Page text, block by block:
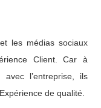
les médias sociaux
Client. Car à
avec l’entreprise, ils
de qualité.